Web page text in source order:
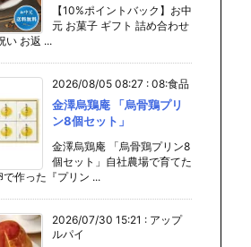
【10%ポイントバック】お中
元 お菓子 ギフト 詰め合わせ
い お返 ...
2026/08/05 08:27 : 08:食品
金澤烏鶏庵 「烏骨鶏プリ
ン8個セット」
金澤烏鶏庵 「烏骨鶏プリン8
個セット」自社農場で育てた
で作った『プリン ...
2026/07/30 15:21 : アップ
ルパイ